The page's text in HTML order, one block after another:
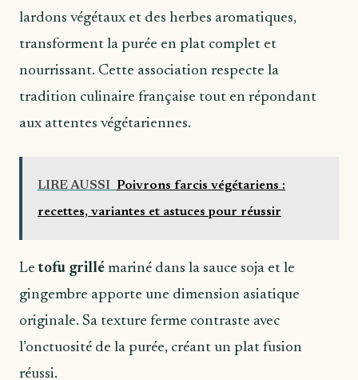
lardons végétaux et des herbes aromatiques,
transforment la purée en plat complet et
nourrissant. Cette association respecte la
tradition culinaire française tout en répondant
aux attentes végétariennes.
LIRE AUSSI Poivrons farcis végétariens :
recettes, variantes et astuces pour réussir
Le tofu grillé mariné dans la sauce soja et le
gingembre apporte une dimension asiatique
originale. Sa texture ferme contraste avec
l’onctuosité de la purée, créant un plat fusion
réussi.